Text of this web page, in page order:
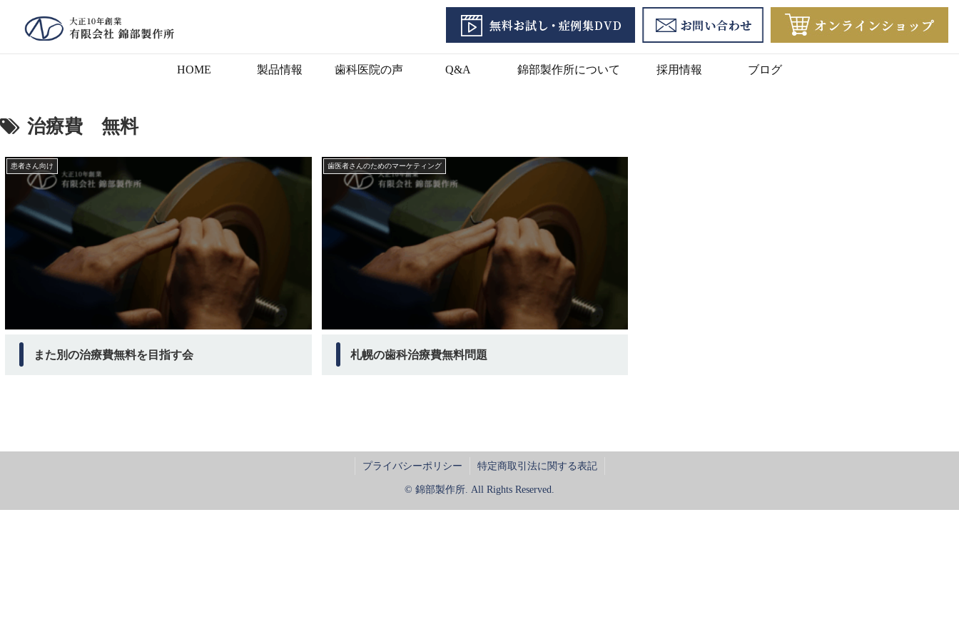
HOME 製品情報 歯科医院の声 Q&A 錦部製作所について 採用情報 ブログ
治療費 無料
患者さん向け
また別の治療費無料を目指す会
歯医者さんのためのマーケティング
札幌の歯科治療費無料問題
プライバシーポリシー 特定商取引法に関する表記
© 錦部製作所. All Rights Reserved.